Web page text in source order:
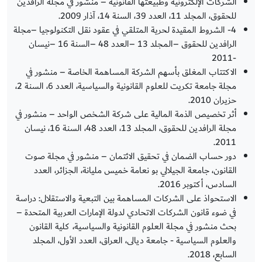
للحقوق، المجلد 11، العدد 39، السنة 14، آذار 2009.
4- الشروط المقيدة لحرية المتلقي في عقود نقل التكنولوجيا –مجلة
الرافدين للحقوق –المجلد 13 –العدد 48 –السنة 16 –نيسان
-2011
الاكتتاب المغلق بأسهم الشركة المساهمة الخاصة – منشور في
مجلة جامعة تكريت للعلوم القانونية والسياسية، العدد 6، السنة 2،
حزيران 2010.
أثر تخصيص الذمة المالية على شركة الشخص الواحد – منشور في
مجلة الرافدين للحقوق، المجلد 13، العدد 48، السنة 16، نيسان
2011.
دور حساب الضمان في تحقيق الائتمان – منشور في مجلة صوت
القانون، جامعة الجيلالي بو نعامة خميس مليانة، الجزائر، العدد
السادس، أكتوبر 2016.
الاستحواذ على الشركات المساهمة بين التبعية والاستقلال: دراسة
في ضوء قانون الشركات الاتحادي لدولة الإمارات العربية المتحدة –
بحث منشور في مجلة العلوم القانونية والسياسية، كلية القانون
والعلوم السياسية - جامعة ديالى، العراق، العدد الأول، المجلد
السابع، 2018.